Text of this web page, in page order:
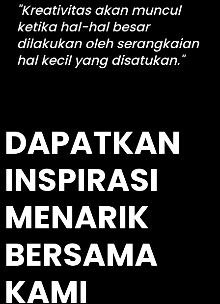
"Kreativitas akan muncul
ketika hal-hal besar
dilakukan oleh serangkaian
hal kecil yang disatukan."
DAPATKAN
INSPIRASI
MENARIK
BERSAMA
KAMI